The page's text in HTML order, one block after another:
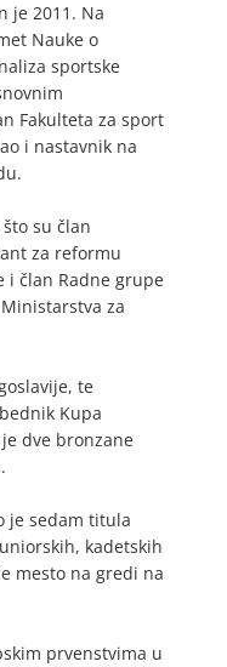
je 2011. Na
Nauke o
sportske
Fakulteta za sport
i nastavnik na
su član
za reformu
i član Radne grupe
za
te
Kupa
je dve bronzane
je sedam titula
kadetskih
mesto na gredi na
prvenstvima u